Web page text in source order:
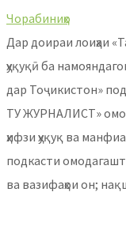
Чорабиниҳо
Дар доираи лоиҳаи
ҳуқуқӣ ба
дар Тоҷикистон»
ТУ ЖУРНАЛИСТ»
ҳифзи ҳуқуқ ва
подкасти
ва вазифаҳои он;